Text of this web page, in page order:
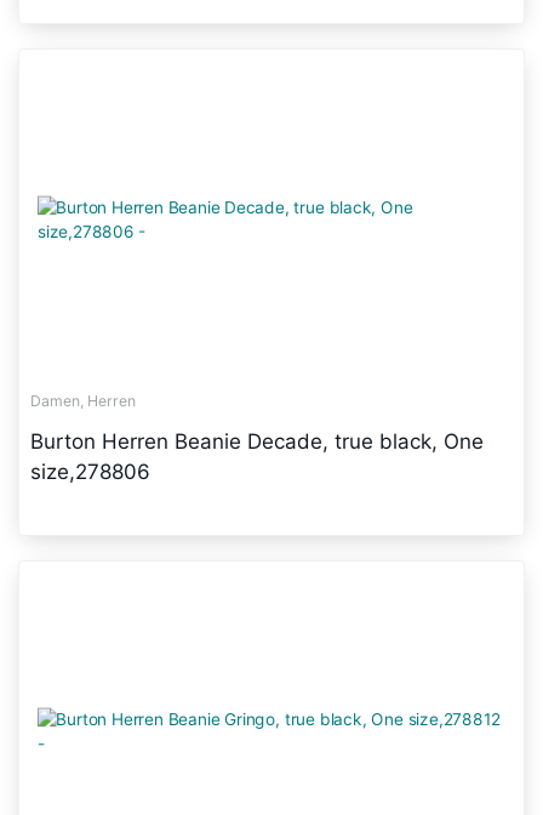
Damen, Herren
Burton Herren Beanie Decade, true black, One
size,278806